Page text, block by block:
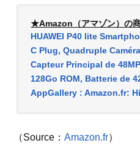
★Amazon（アマゾン）の
HUAWEI P40 lite
C Plug, Quadruple
Capteur Principal de
128Go ROM, Batterie de
AppGallery : Amazon.fr:
（Source：Amazon.fr）